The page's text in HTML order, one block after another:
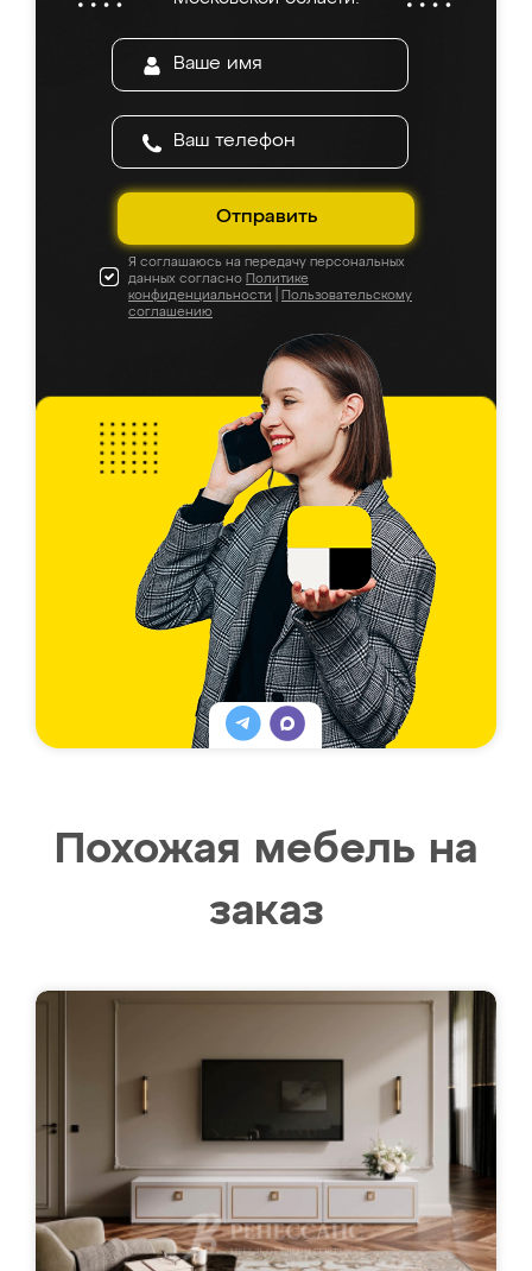
Отправить
Я соглашаюсь на передачу персональных
данных согласно Политике
конфиденциальности
Пользовательскому
соглашению
Похожая мебель на
заказ